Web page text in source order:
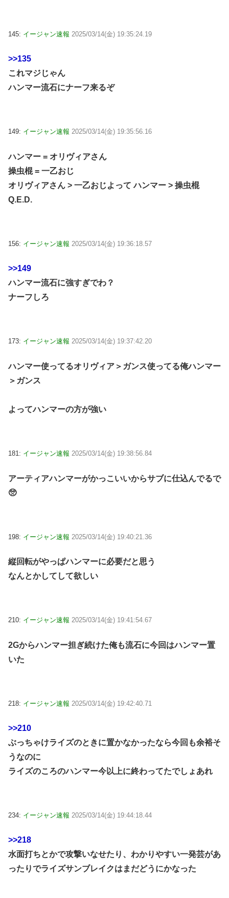
145: イージャン速報 2025/03/14(金) 19:35:24.19
>>135
これマジじゃん
ハンマー流石にナーフ来るぞ
149: イージャン速報 2025/03/14(金) 19:35:56.16
ハンマー = オリヴィアさん
操虫棍 = 一乙おじ
オリヴィアさん > 一乙おじよって ハンマー > 操虫棍
Q.E.D.
156: イージャン速報 2025/03/14(金) 19:36:18.57
>>149
ハンマー流石に強すぎでわ？
ナーフしろ
173: イージャン速報 2025/03/14(金) 19:37:42.20
ハンマー使ってるオリヴィア＞ガンス使ってる俺ハンマー
＞ガンス
よってハンマーの方が強い
181: イージャン速報 2025/03/14(金) 19:38:56.84
アーティアハンマーがかっこいいからサブに仕込んでるで
🥺
198: イージャン速報 2025/03/14(金) 19:40:21.36
縦回転がやっぱハンマーに必要だと思う
なんとかしてして欲しい
210: イージャン速報 2025/03/14(金) 19:41:54.67
2Gからハンマー担ぎ続けた俺も流石に今回はハンマー置
いた
218: イージャン速報 2025/03/14(金) 19:42:40.71
>>210
ぶっちゃけライズのときに置かなかったなら今回も余裕そ
うなのに
ライズのころのハンマー今以上に終わってたでしょあれ
234: イージャン速報 2025/03/14(金) 19:44:18.44
>>218
水面打ちとかで攻撃いなせたり、わかりやすい一発芸があ
ったりでライズサンブレイクはまだどうにかなった